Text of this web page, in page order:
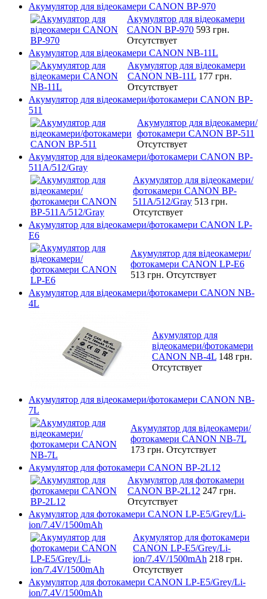
Акумулятор для відеокамери CANON BP-970
Акумулятор для відеокамери
CANON BP-970 593 грн.
Отсутствует
Акумулятор для відеокамери CANON NB-11L
Акумулятор для відеокамери
CANON NB-11L 177 грн.
Отсутствует
Акумулятор для відеокамери/фотокамери CANON BP-
511
Акумулятор для відеокамери/
фотокамери CANON BP-511
Отсутствует
Акумулятор для відеокамери/фотокамери CANON BP-
511A/512/Gray
Акумулятор для відеокамери/
фотокамери CANON BP-
511A/512/Gray 513 грн.
Отсутствует
Акумулятор для відеокамери/фотокамери CANON LP-
E6
Акумулятор для відеокамери/
фотокамери CANON LP-E6
513 грн. Отсутствует
Акумулятор для відеокамери/фотокамери CANON NB-
4L
Акумулятор для
відеокамери/фотокамери
CANON NB-4L 148 грн.
Отсутствует
Акумулятор для відеокамери/фотокамери CANON NB-
7L
Акумулятор для відеокамери/
фотокамери CANON NB-7L
173 грн. Отсутствует
Акумулятор для фотокамери CANON BP-2L12
Акумулятор для фотокамери
CANON BP-2L12 247 грн.
Отсутствует
Акумулятор для фотокамери CANON LP-E5/Grey/Li-
ion/7.4V/1500mAh
Акумулятор для фотокамери
CANON LP-E5/Grey/Li-
ion/7.4V/1500mAh 218 грн.
Отсутствует
Акумулятор для фотокамери CANON LP-E5/Grey/Li-
ion/7.4V/1500mAh